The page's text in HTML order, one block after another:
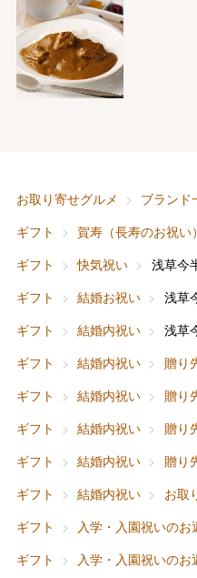
お取り寄せグルメ ブランド
ギフト
賀寿（長寿のお祝い）
ギフト
快気祝い
浅草今
ギフト
結婚お祝い
浅草
ギフト
結婚内祝い
浅草
ギフト
結婚内祝い 贈り
ギフト
結婚内祝い 贈り
ギフト
結婚内祝い 贈り
ギフト
結婚内祝い 贈り
ギフト
結婚内祝い お取
ギフト
入学・入園祝いのお
ギフト
入学・入園祝いのお